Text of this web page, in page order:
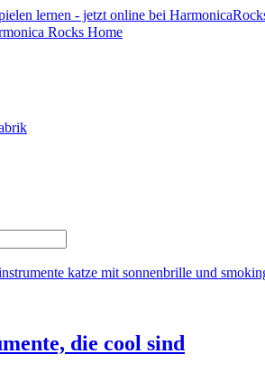
die cool sind